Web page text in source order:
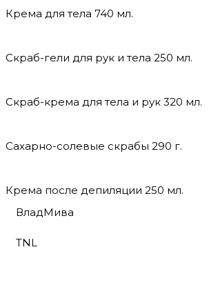
Крема для тела 740 мл.
Скраб-гели для рук и тела 250 мл.
Скраб-крема для тела и рук 320 мл.
Сахарно-солевые скрабы 290 г.
Крема после депиляции 250 мл.
ВладМива
TNL